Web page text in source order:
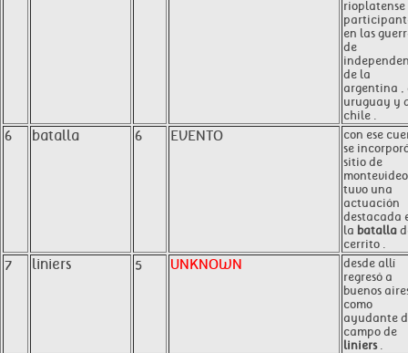
rioplatense
en las
de
de la
argentina ,
uruguay y
chile .
6 batalla 6 EVENTO
con ese
se
sitio de
tuvo una
actuación
destacada
la batalla
cerrito .
7 liniers 5 UNKNOWN
desde allí
regresó a
buenos
como
ayudante
campo de
liniers.